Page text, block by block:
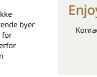
byer
for